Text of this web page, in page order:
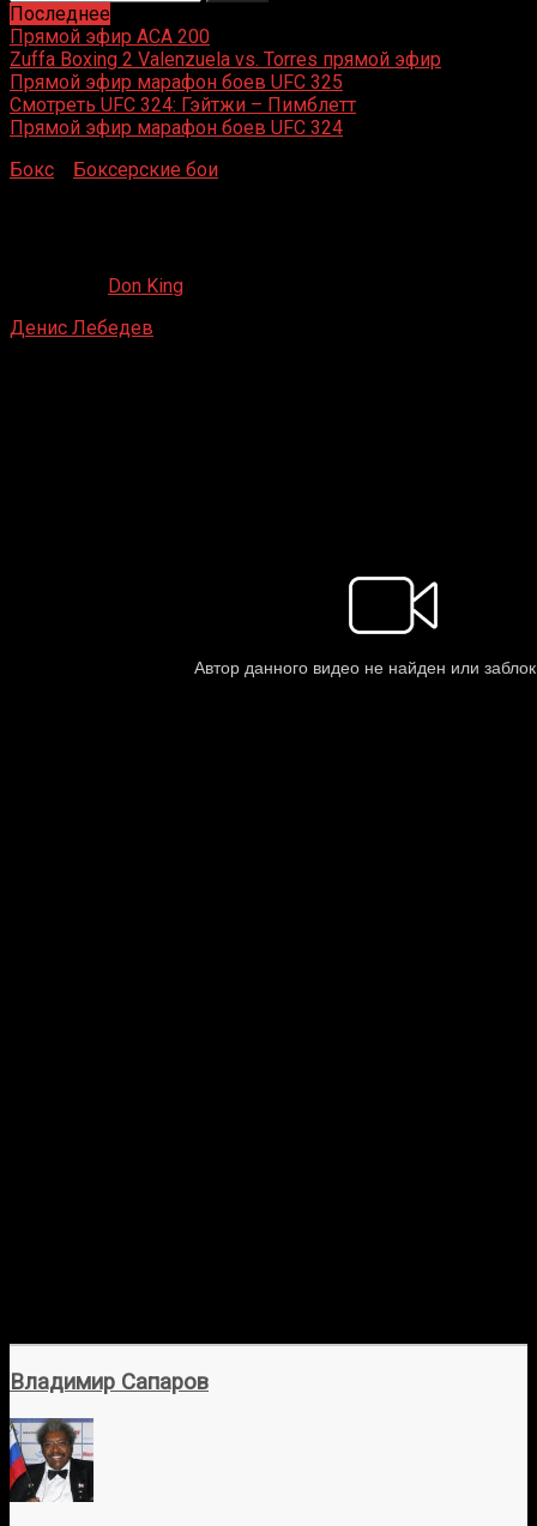
Последнее
Прямой эфир ACA 200
Zuffa Boxing 2 Valenzuela vs. Torres прямой эфир
Прямой эфир марафон боев UFC 325
Смотреть UFC 324: Гэйтжи – Пимблетт
Прямой эфир марафон боев UFC 324
Бокс
Боксерские бои
Don King
Денис Лебедев
Владимир Сапаров